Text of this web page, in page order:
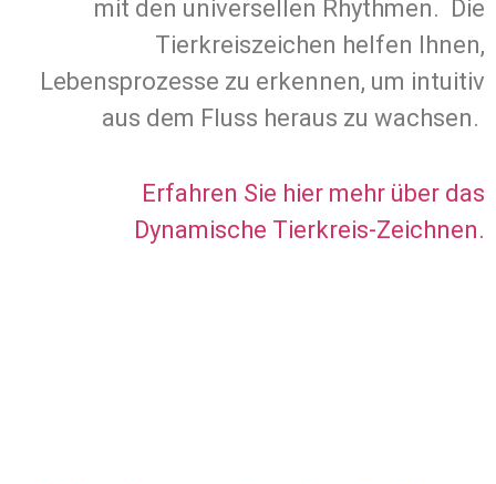
mit den universellen Rhythmen. Die
Tierkreiszeichen helfen Ihnen,
Lebensprozesse zu erkennen, um intuitiv
aus dem Fluss heraus zu wachsen.
Erfahren Sie hier mehr über das
Dynamische Tierkreis-Zeichnen.